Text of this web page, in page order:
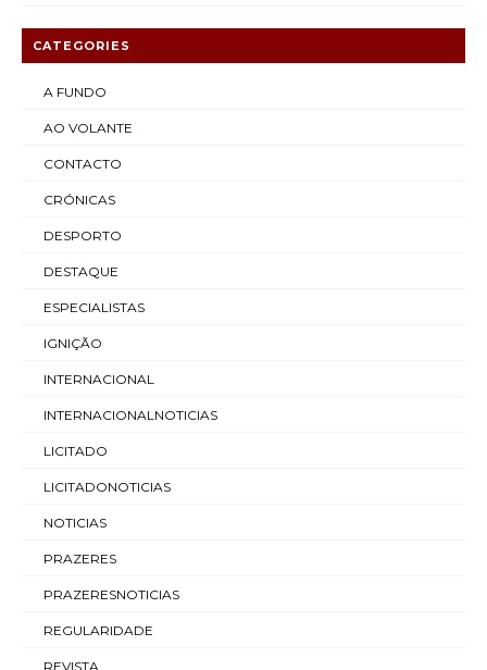
CATEGORIES
A FUNDO
AO VOLANTE
CONTACTO
CRÓNICAS
DESPORTO
DESTAQUE
ESPECIALISTAS
IGNIÇÃO
INTERNACIONAL
INTERNACIONALNOTICIAS
LICITADO
LICITADONOTICIAS
NOTICIAS
PRAZERES
PRAZERESNOTICIAS
REGULARIDADE
REVISTA